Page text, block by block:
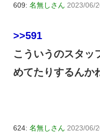
609: 名無しさん 2023/06/
>>591
こういうのスタッ
めてたりするんか
624: 名無しさん 2023/06/